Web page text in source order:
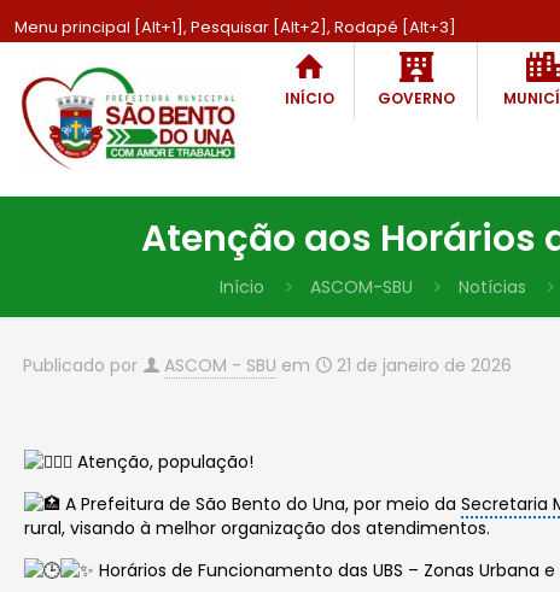
Menu principal [Alt+1], Pesquisar [Alt+2], Rodapé [Alt+3]
INÍCIO GOVERNO
Atenção aos Horários
Início ASCOM-SBU Notícias
Publicado por ASCOM - SBU em 21 de janeiro de 2026
Atenção, população!
A Prefeitura de São Bento do Una, por meio daSecretaria
rural, visando à melhor organização dos atendimentos.
Horários de Funcionamento das UBS – Zonas Urbana e